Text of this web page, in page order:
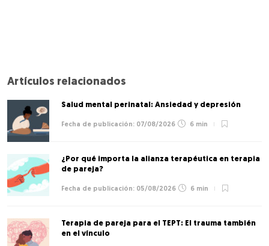
Artículos relacionados
Salud mental perinatal: Ansiedad y depresión
07/08/2026 6 min
¿Por qué importa la alianza terapéutica en terapia
de pareja?
05/08/2026 6 min
Terapia de pareja para el TEPT: El trauma también
en el vínculo